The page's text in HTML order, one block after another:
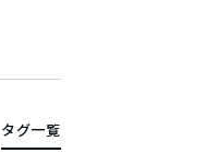
タグ一覧